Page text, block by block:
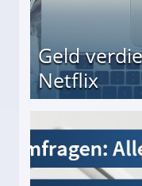
Geld
Netflix